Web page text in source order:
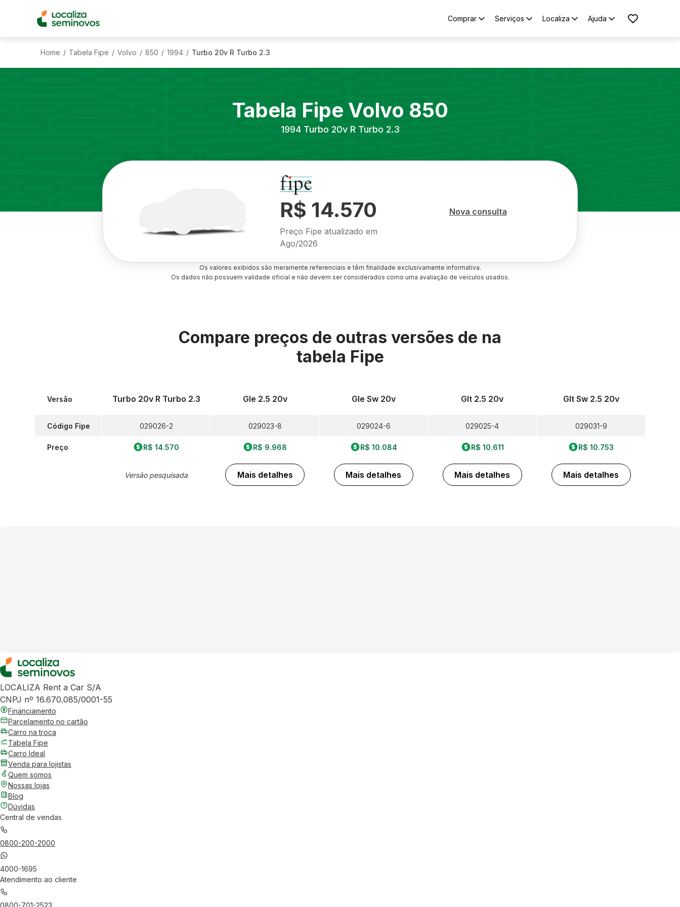
Comprar Serviços Localiza Ajuda
Home / Tabela Fipe / Volvo / 850 / 1994 / Turbo 20v R Turbo 2.3
Tabela Fipe Volvo 850
1994 Turbo 20v R Turbo 2.3
R$ 14.570
Preço Fipe atualizado em
Ago/2026
Nova consulta
Os valores exibidos são meramente referenciais e têm finalidade exclusivamente informativa.
Os dados não possuem validade oficial e não devem ser considerados como uma avaliação de veículos usados.
Compare preços de outras versões de na
tabela Fipe
Versão
Código Fipe
Preço
Turbo 20v R Turbo 2.3
029026-2
R$ 14.570
Versão pesquisada
Gle 2.5 20v
029023-8
R$ 9.968
Mais detalhes
Gle Sw 20v
029024-6
R$ 10.084
Mais detalhes
Glt 2.5 20v
029025-4
R$ 10.611
Mais detalhes
Glt Sw 2.5 20v
029031-9
R$ 10.753
Mais detalhes
LOCALIZA Rent a Car S/A
CNPJ nº 16.670.085/0001-55
Financiamento
Parcelamento no cartão
Carro na troca
Tabela Fipe
Carro Ideal
Venda para lojistas
Quem somos
Nossas lojas
Blog
Dúvidas
Central de vendas
0800-200-2000
4000-1695
Atendimento ao cliente
0800-701-2523